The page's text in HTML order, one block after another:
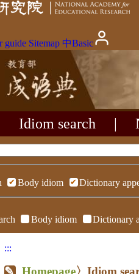
guide Sitemap 中Basic
Idiom search
Body idiom Dictionary
Body idiom Dictionary
:::
Homepage〉Idiom